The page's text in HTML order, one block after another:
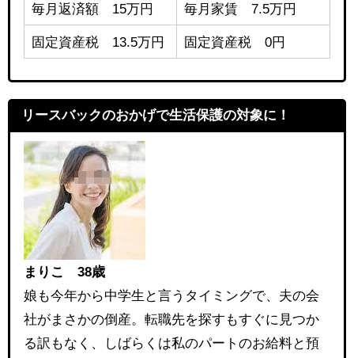
毎月返済額 15万円 毎月家賃 7.5万円
固定資産税 13.5万円 固定資産税 0円
リースバックのおかげで生活保護の対象に！
まりこ 38歳
娘も今年から中学生と言うタイミングで、夫の会
社がまさかの倒産。転職先を探すもすぐに見つか
る訳もなく、しばらくは私のパートのお給料と預